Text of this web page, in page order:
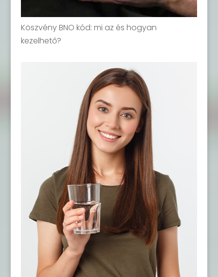
Köszvény BNO kód: mi az és hogyan
kezelhető?